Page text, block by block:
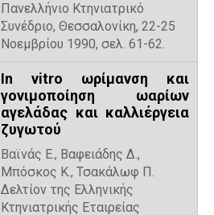
Πανελλήνιο Κτηνιατρικό
Συνέδριο, Θεσσαλονίκη, 22-25
Νοεμβρίου 1990, σελ. 61-62.
In vitro ωρίμανση και
γονιμοποίηση ωαρίων
αγελάδας και καλλιέργεια
ζυγωτού
Βαϊνάς Ε., Βαφειάδης Δ.,
Μπόσκος Κ., Τσακάλωφ Π.
Δελτίον της Ελληνικής
Κτηνιατρικής Εταιρείας